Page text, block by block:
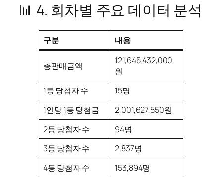
📊 4. 회차별 주요 데이터 분석
구분 내용
총판매금액
121,645,432,000
원
1등 당첨자 수
15명
1인당 1등 당첨금
2,001,627,550원
2등 당첨자 수
94명
3등 당첨자 수
2,837명
4등 당첨자 수
153,894명